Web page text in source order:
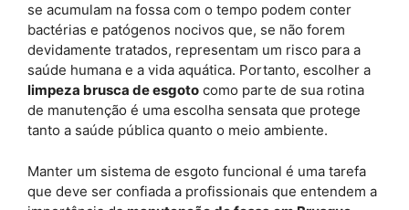
se acumulam na fossa com o tempo podem conter
bactérias e patógenos nocivos que, se não forem
devidamente tratados, representam um risco para a
saúde humana e a vida aquática. Portanto, escolher a
limpeza brusca de esgoto como parte de sua rotina
de manutenção é uma escolha sensata que protege
tanto a saúde pública quanto o meio ambiente.
Manter um sistema de esgoto funcional é uma tarefa
que deve ser confiada a profissionais que entendem a